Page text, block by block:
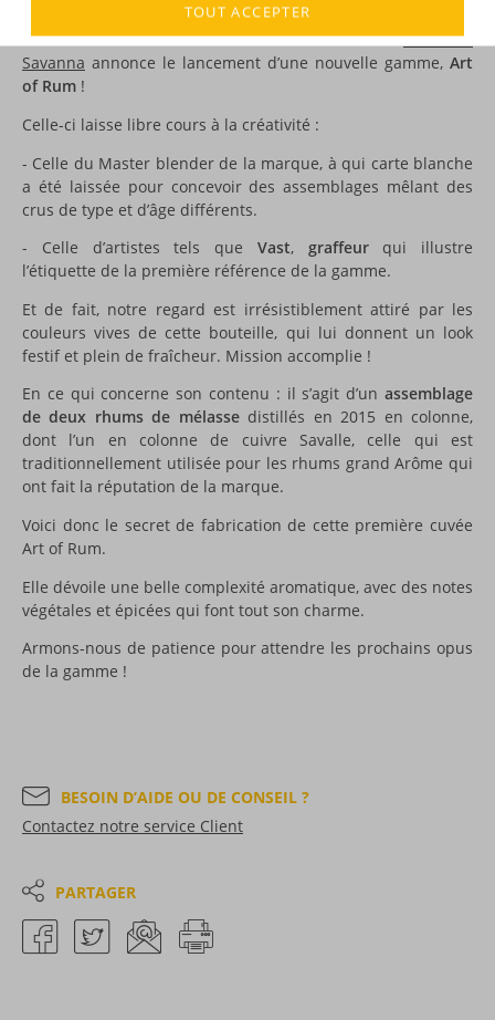
Excellente nouvelle du côté dela Réunion: ladistillerie
Savanna annonce le lancement d’une nouvelle gamme, Art
of Rum !
Celle-ci laisse libre cours à la créativité :
- Celle du Master blender de la marque, à qui carte blanche
a été laissée pour concevoir des assemblages mêlant des
crus de type et d’âge différents.
- Celle d’artistes tels que Vast, graffeurqui illustre
l’étiquette de la première référence de la gamme.
Et de fait, notre regard est irrésistiblement attiré par les
couleurs vives de cette bouteille, qui lui donnent un look
festif et plein de fraîcheur. Mission accomplie !
En ce qui concerne son contenu : il s’agit d’un assemblage
de deux rhums de mélassedistillés en 2015 en colonne,
dont l’un en colonne de cuivre Savalle, celle qui est
traditionnellement utilisée pour les rhums grand Arôme qui
ont fait la réputation de la marque.
Voici donc le secret de fabrication de cette première cuvée
Art of Rum.
Elle dévoile une belle complexité aromatique, avec des notes
végétales et épicées qui font tout son charme.
Armons-nous de patience pour attendre les prochains opus
de la gamme !
BESOIN D’AIDE OU DE CONSEIL ?
Contactez notre service Client
PARTAGER
TOUT ACCEPTER